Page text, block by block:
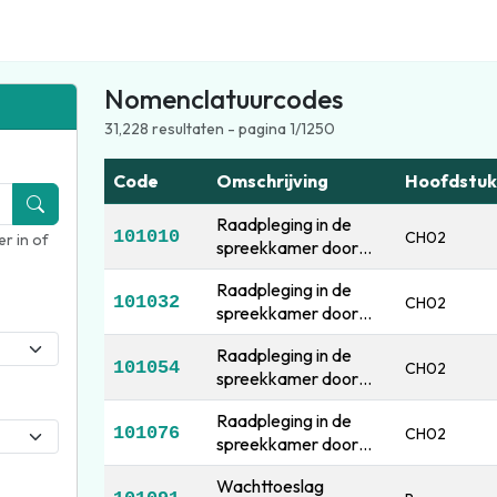
in of
Nomenclatuurcodes
31,228 resultaten - pagina 1/1250
Code Omschrijving Hoofdstuk
101010
Raadpleging in de
spreekkamer door
een huisarts op basis
van verworven
rechten
CH02
101032
Raadpleging in de
spreekkamer door
een huisarts
CH02
101054
Raadpleging in de
spreekkamer door
een arts, houder van
het diploma van
licentiaat in de
tandheelkunde (TL)
CH02
101076
Raadpleging in de
spreekkamer door
een geaccrediteerde
huisarts
CH02
Wachttoeslag